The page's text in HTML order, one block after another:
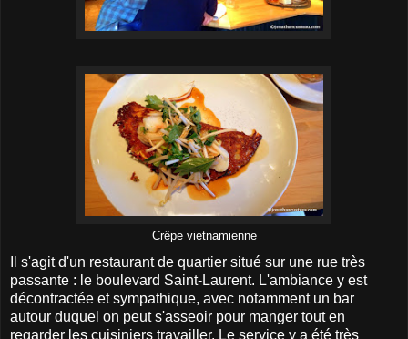
Crêpe vietnamienne
Il s'agit d'un restaurant de quartier situé sur une rue très
passante : le boulevard Saint-Laurent. L'ambiance y est
décontractée et sympathique, avec notamment un bar
autour duquel on peut s'asseoir pour manger tout en
regarder les cuisiniers travailler. Le service y a été très